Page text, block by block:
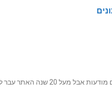
שדרוג מערכות על מנת שכל